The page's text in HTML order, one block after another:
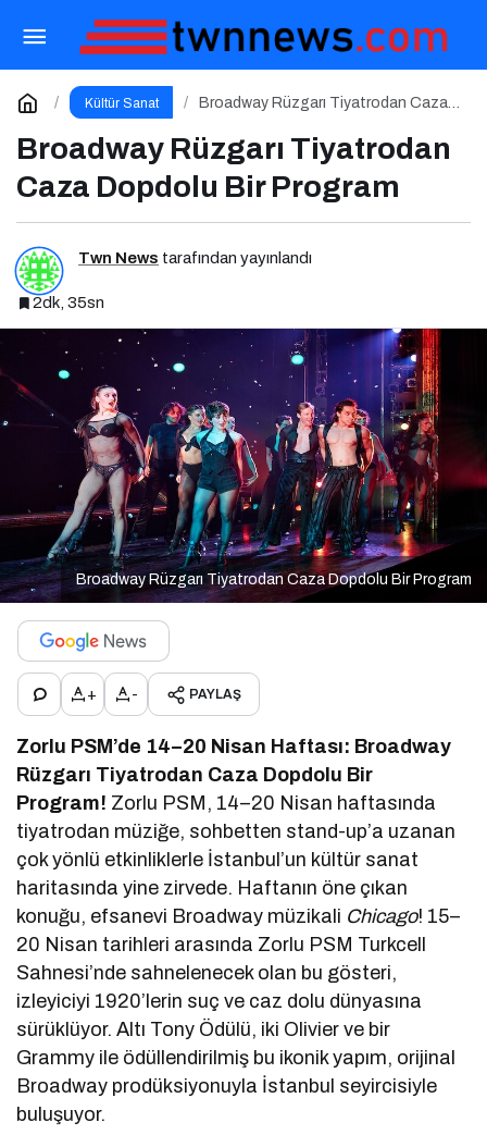
Kültür Sanat
Broadway Rüzgarı Tiyatrodan Caza
Broadway Rüzgarı Tiyatrodan
Caza Dopdolu Bir Program
Twn News tarafından yayınlandı
2dk, 35sn
Broadway Rüzgarı Tiyatrodan Caza Dopdolu Bir Program
+ - PAYLAŞ
Zorlu PSM’de 14–20 Nisan Haftası: Broadway
Rüzgarı Tiyatrodan Caza Dopdolu Bir
Program! Zorlu PSM, 14–20 Nisan haftasında
tiyatrodan müziğe, sohbetten stand-up’a uzanan
çok yönlü etkinliklerle İstanbul’un kültür sanat
haritasında yine zirvede. Haftanın öne çıkan
konuğu, efsanevi Broadway müzikali Chicago! 15–
20 Nisan tarihleri arasında Zorlu PSM Turkcell
Sahnesi’nde sahnelenecek olan bu gösteri,
izleyiciyi 1920’lerin suç ve caz dolu dünyasına
sürüklüyor. Altı Tony Ödülü, iki Olivier ve bir
Grammy ile ödüllendirilmiş bu ikonik yapım, orijinal
Broadway prodüksiyonuyla İstanbul seyircisiyle
buluşuyor.
Zorlu PSM’de Sanat Dolu Bir Hafta
Yorum Yap